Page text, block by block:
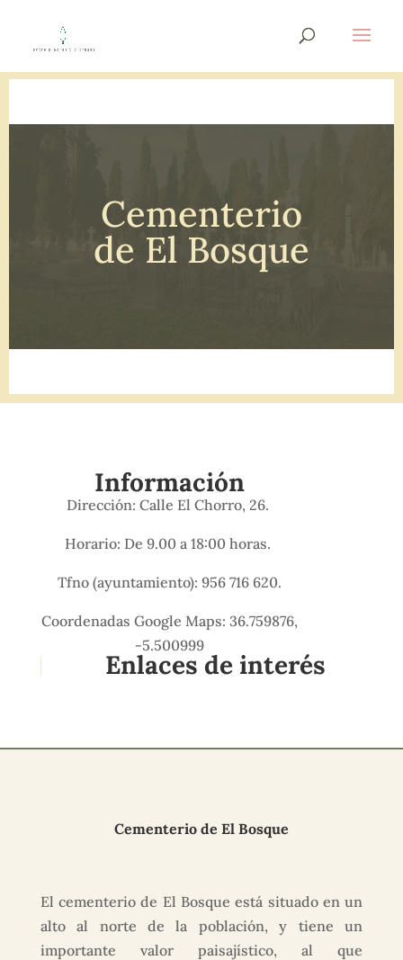
Cementerio
de El Bosque
Información
Dirección: Calle El Chorro, 26.
Horario: De 9.00 a 18:00 horas.
Tfno (ayuntamiento): 956 716 620.
Coordenadas Google Maps: 36.759876,
-5.500999
Enlaces de interés
Cementerio de El Bosque
El cementerio de El Bosque está situado en un
alto al norte de la población, y tiene un
importante valor paisajístico, al que